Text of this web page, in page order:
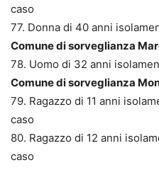
caso
77. Donna di 40 anni
Comune di sorveglianza
78. Uomo di 32 anni
Comune di sorveglianza
79. Ragazzo di 11 anni
caso
80. Ragazzo di 12 anni
caso